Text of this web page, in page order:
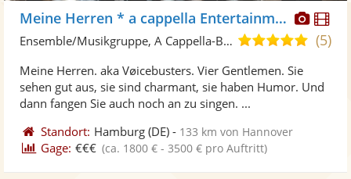
Meine Herren * a cappella Entertainment
5,0(5)
Ensemble/Musikgruppe, A Cappella-Band
Meine Herren. aka Vøicebusters. Vier Gentlemen. Sie
sehen gut aus, sie sind charmant, sie haben Humor. Und
dann fangen Sie auch noch an zu singen. ...
Standort: Hamburg (DE) - 133 km von Hannover
Gage: €€€ (ca. 1800 € - 3500 € pro Auftritt)